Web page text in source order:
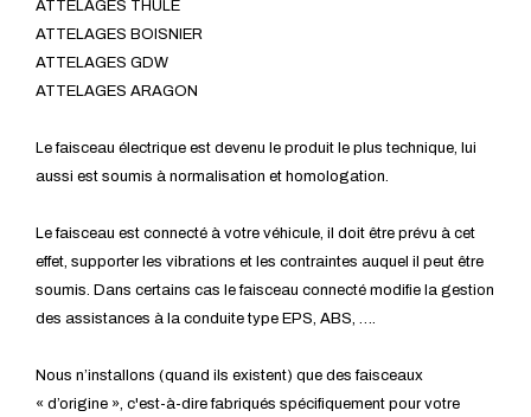
ATTELAGES THULE
ATTELAGES BOISNIER
ATTELAGES GDW
ATTELAGES ARAGON
Le faisceau électrique est devenu le produit le plus technique, lui
aussi est soumis à normalisation et homologation.
Le faisceau est connecté à votre véhicule, il doit être prévu à cet
effet, supporter les vibrations et les contraintes auquel il peut être
soumis. Dans certains cas le faisceau connecté modifie la gestion
des assistances à la conduite type EPS, ABS, ….
Nous n’installons (quand ils existent) que des faisceaux
« d’origine », c'est-à-dire fabriqués spécifiquement pour votre